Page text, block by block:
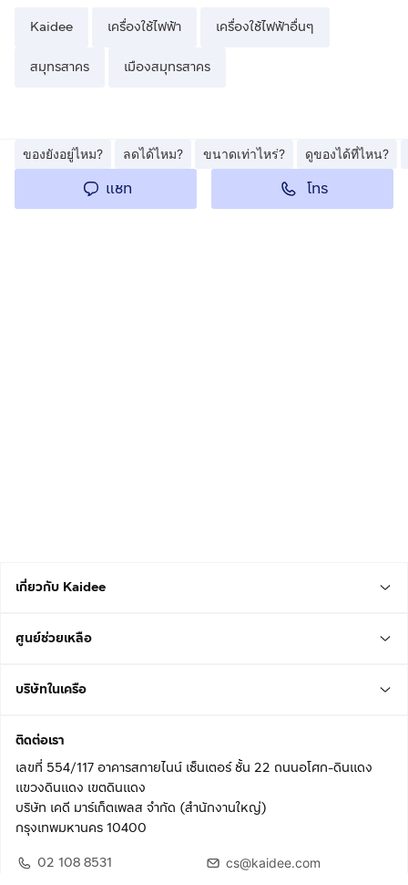
Kaidee เครื่องใช้ไฟฟ้า เครื่องใช้ไฟฟ้าอื่นๆ
สมุทรสาคร เมืองสมุทรสาคร
ของยังอยู่ไหม? ลดได้ไหม? ขนาดเท่าไหร่? ดูของได้ที่ไหน?
แชท โทร
เกี่ยวกับ Kaidee
ศูนย์ช่วยเหลือ
บริษัทในเครือ
ติดต่อเรา
เลขที่ 554/117 อาคารสกายไนน์ เซ็นเตอร์ ชั้น 22 ถนนอโศก-ดินแดง
แขวงดินแดง เขตดินแดง
บริษัท เคดี มาร์เก็ตเพลส จำกัด (สำนักงานใหญ่)
กรุงเทพมหานคร 10400
02 108 8531
cs@kaidee.com